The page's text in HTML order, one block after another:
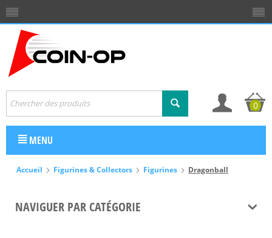
0
MENU
Accueil Figurines & Collectors Figurines Dragonball
NAVIGUER PAR CATÉGORIE